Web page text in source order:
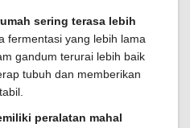
sering terasa lebih
fermentasi yang lebih lama
gandum terurai lebih baik
tubuh dan memberikan
peralatan mahal